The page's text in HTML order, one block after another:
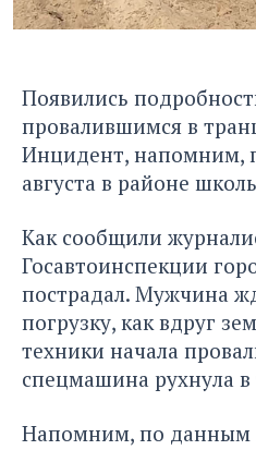
Появились
провалившимся в
Инцидент, напомним,
августа в районе
Как сообщили
Госавтоинспекции
пострадал. Мужчина
погрузку, как вдруг
техники начала
спецмашина рухнула
Напомним, по данным